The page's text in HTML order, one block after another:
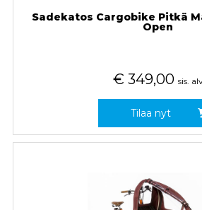
Sadekatos Cargobike Pitkä
Open
€ 349,00 sis.
Tilaa nyt